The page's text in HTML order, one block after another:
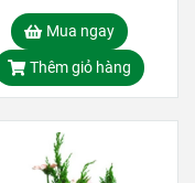
Mua ngay
Thêm giỏ hàng